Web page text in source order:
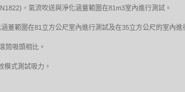
，氣流吹送與淨化涵蓋範圍在81m3室內進行測試。
蓋範圍在81立方公尺室內進行測試及在35立方公尺的室內進
筒吸頭相比。
模式測試吸力。